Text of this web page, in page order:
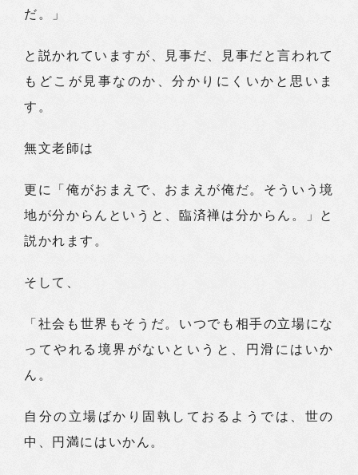
だ。」
と説かれていますが、見事だ、見事だと言われて
もどこが見事なのか、分かりにくいかと思いま
す。
無文老師は
更に「俺がおまえで、おまえが俺だ。そういう境
地が分からんというと、臨済禅は分からん。」と
説かれます。
そして、
「社会も世界もそうだ。いつでも相手の立場にな
ってやれる境界がないというと、円滑にはいか
ん。
自分の立場ばかり固執しておるようでは、世の
中、円満にはいかん。